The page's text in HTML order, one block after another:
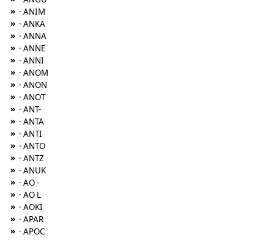
» · ANIM
» · ANKA
» · ANNA
» · ANNE
» · ANNI
» · ANOM
» · ANON
» · ANOT
» · ANT-
» · ANTA
» · ANTI
» · ANTO
» · ANTZ
» · ANUK
» · AO -
» · AO L
» · AOKI
» · APAR
» · APOC